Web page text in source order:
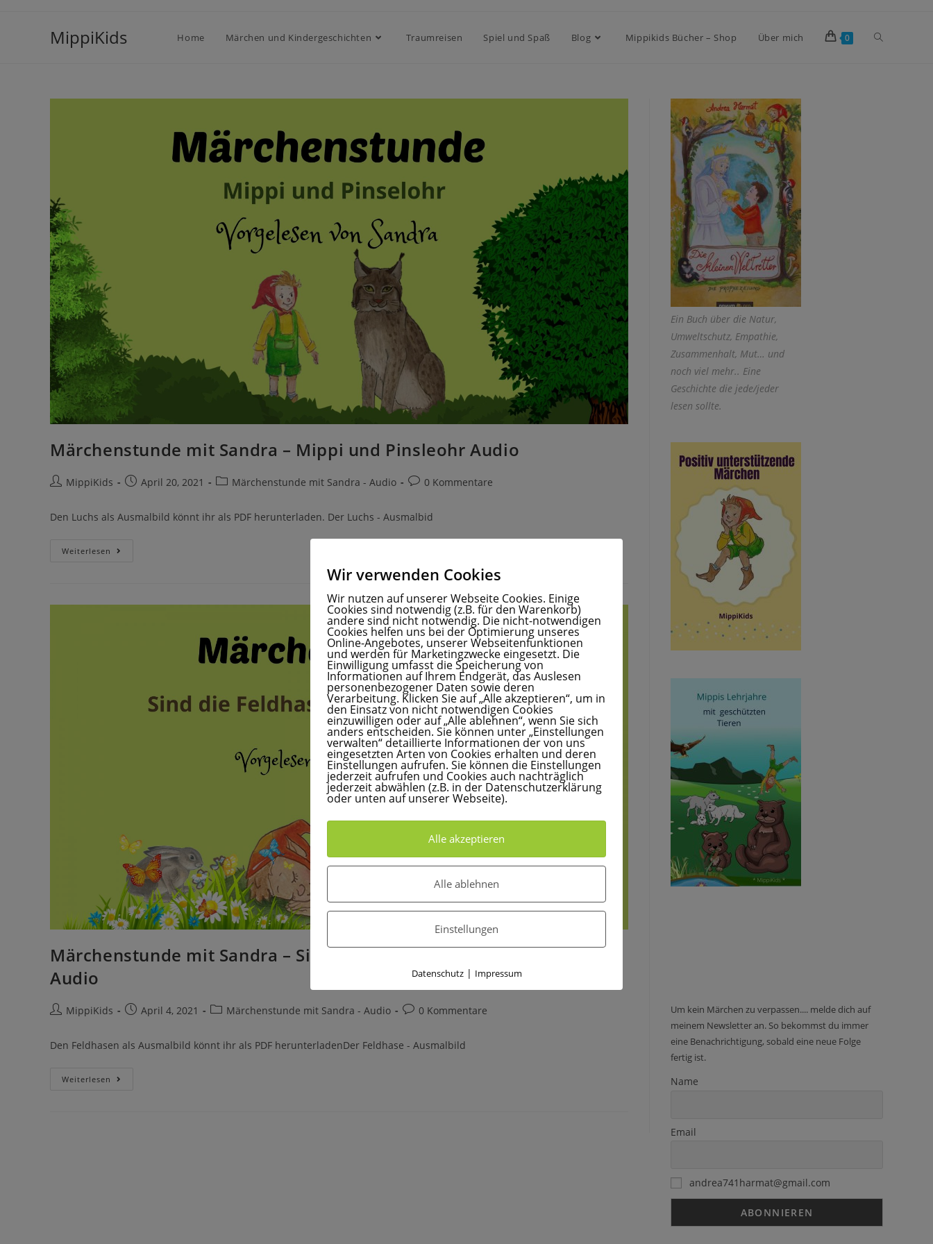
MippiKids Home Märchen und Kindergeschichten Traumreisen Spiel und Spaß Blog Mippikids Bücher – Shop Über mich 0
Märchenstunde mit Sandra – Mippi und Pinsleohr Audio
MippiKids April 20, 2021 Märchenstunde mit Sandra - Audio 0 Kommentare
Den Luchs als Ausmalbild könnt ihr als PDF herunterladen. Der Luchs - Ausmalbid
Weiterlesen
Märchenstunde mit Sandra – Sind die Feldhasen wirklich scheu?
Audio
MippiKids April 4, 2021 Märchenstunde mit Sandra - Audio 0 Kommentare
Den Feldhasen als Ausmalbild könnt ihr als PDF herunterladenDer Feldhase - Ausmalbild
Weiterlesen
Ein Buch über die Natur,
Umweltschutz, Empathie,
Zusammenhalt, Mut… und
noch viel mehr.. Eine
Geschichte die jede/jeder
lesen sollte.
Um kein Märchen zu verpassen.... melde dich auf
meinem Newsletter an. So bekommst du immer
eine Benachrichtigung, sobald eine neue Folge
fertig ist.
Name
Email
andrea741harmat@gmail.com
Wir verwenden Cookies
Wir nutzen auf unserer Webseite Cookies. Einige
Cookies sind notwendig (z.B. für den Warenkorb)
andere sind nicht notwendig. Die nicht-notwendigen
Cookies helfen uns bei der Optimierung unseres
Online-Angebotes, unserer Webseitenfunktionen
und werden für Marketingzwecke eingesetzt. Die
Einwilligung umfasst die Speicherung von
Informationen auf Ihrem Endgerät, das Auslesen
personenbezogener Daten sowie deren
Verarbeitung. Klicken Sie auf „Alle akzeptieren“, um in
den Einsatz von nicht notwendigen Cookies
einzuwilligen oder auf „Alle ablehnen“, wenn Sie sich
anders entscheiden. Sie können unter „Einstellungen
verwalten“ detaillierte Informationen der von uns
eingesetzten Arten von Cookies erhalten und deren
Einstellungen aufrufen. Sie können die Einstellungen
jederzeit aufrufen und Cookies auch nachträglich
jederzeit abwählen (z.B. in der Datenschutzerklärung
oder unten auf unserer Webseite).
Alle akzeptieren
Alle ablehnen
Einstellungen
Datenschutz| Impressum